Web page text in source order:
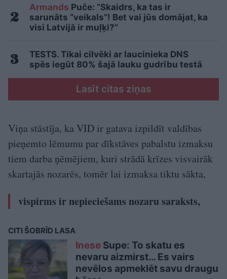
Armands Puče: “Skaidrs, ka tas ir
sarunāts “veikals”! Bet vai jūs domājat, ka
visi Latvijā ir muļķi?”
TESTS. Tikai cilvēki ar laucinieka DNS
spēs iegūt 80% šajā lauku gudrību testā
Lasīt citas ziņas
Viņa stāstīja, ka VID ir gatava izpildīt valdības
pieņemto lēmumu par dīkstāves pabalstu izmaksu
tiem darba ņēmējiem, kuri strādā krīzes visvairāk
skartajās nozarēs, tomēr lai izmaksa tiktu sākta,
vispirms ir nepieciešams nozaru saraksts,
CITI ŠOBRĪD LASA
Inese Supe: To skatu es
nevaru aizmirst… Es vairs
nevēlos apmeklēt savu draugu